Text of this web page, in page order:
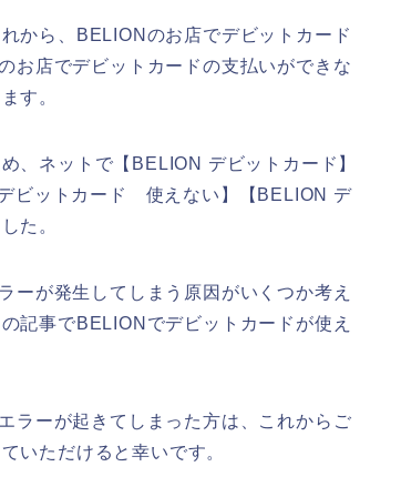
から、BELIONのお店でデビットカード
お店でデビットカードの支払いができな
す。
、ネットで【BELION デビットカード】
ビットカード 使えない】【BELION デ
た。
ーが発生してしまう原因がいくつか考え
記事でBELIONでデビットカードが使え
ラーが起きてしまった方は、これからご
いただけると幸いです。